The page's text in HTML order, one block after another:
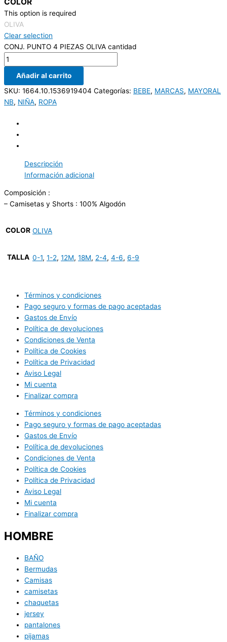
This option is required
OLIVA
Clear selection
CONJ. PUNTO 4 PIEZAS OLIVA cantidad
Añadir al carrito
SKU: 1664.10.1536919404 Categorías: BEBE, MARCAS, MAYORAL
NB, NIÑA, ROPA
Descripción
Información adicional
Composición :
– Camisetas y Shorts : 100% Algodón
COLOR OLIVA
TALLA 0-1, 1-2, 12M, 18M, 2-4, 4-6, 6-9
Términos y condiciones
Pago seguro y formas de pago aceptadas
Gastos de Envío
Política de devoluciones
Condiciones de Venta
Política de Cookies
Política de Privacidad
Aviso Legal
Mi cuenta
Finalizar compra
Términos y condiciones
Pago seguro y formas de pago aceptadas
Gastos de Envío
Política de devoluciones
Condiciones de Venta
Política de Cookies
Política de Privacidad
Aviso Legal
Mi cuenta
Finalizar compra
HOMBRE
BAÑO
Bermudas
Camisas
camisetas
chaquetas
jersey
pantalones
pijamas